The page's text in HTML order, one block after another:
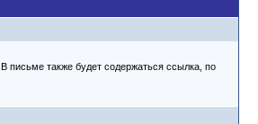
письме также будет содержаться ссылка, по